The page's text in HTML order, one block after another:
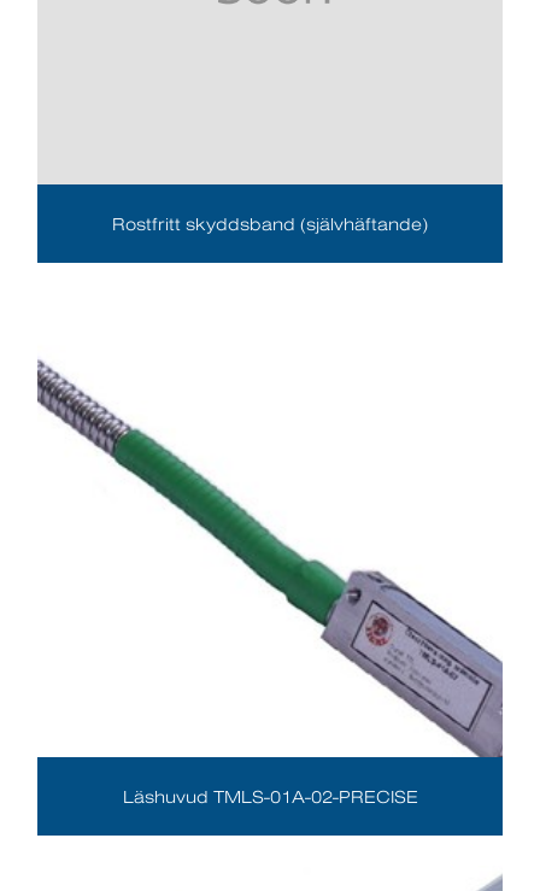
Rostfritt skyddsband (självhäftande)
Läshuvud TMLS-01A-02-PRECISE